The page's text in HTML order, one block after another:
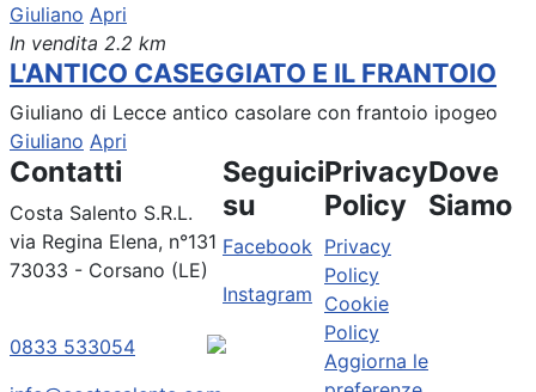
Giuliano Apri
In vendita 2.2 km
L'ANTICO CASEGGIATO E IL FRANTOIO
Giuliano di Lecce antico casolare con frantoio ipogeo
Giuliano Apri
Contatti
Costa Salento S.R.L.
via Regina Elena, n°131
73033 - Corsano (LE)
0833 533054
Seguici
su
Facebook
Instagram
Privacy
Policy
Privacy
Policy
Cookie
Policy
Aggiorna le
Dove
Siamo